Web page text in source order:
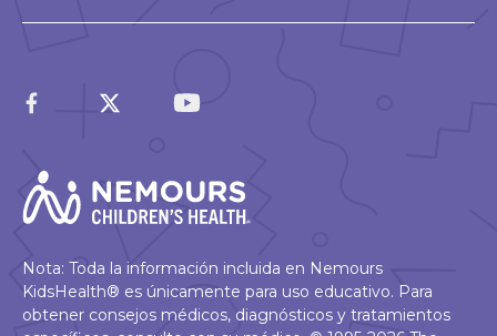
Nota: Toda la información incluida en Nemours
KidsHealth® es únicamente para uso educativo. Para
obtener consejos médicos, diagnósticos y tratamientos